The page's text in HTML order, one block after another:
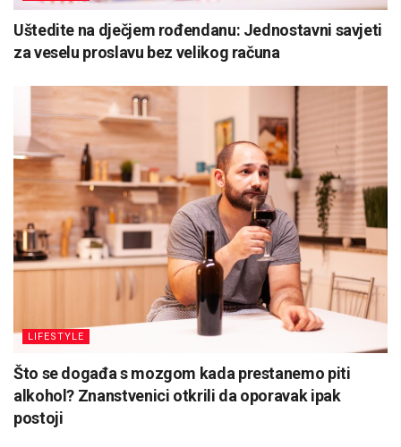
Uštedite na dječjem rođendanu: Jednostavni savjeti
za veselu proslavu bez velikog računa
LIFESTYLE
Što se događa s mozgom kada prestanemo piti
alkohol? Znanstvenici otkrili da oporavak ipak
postoji